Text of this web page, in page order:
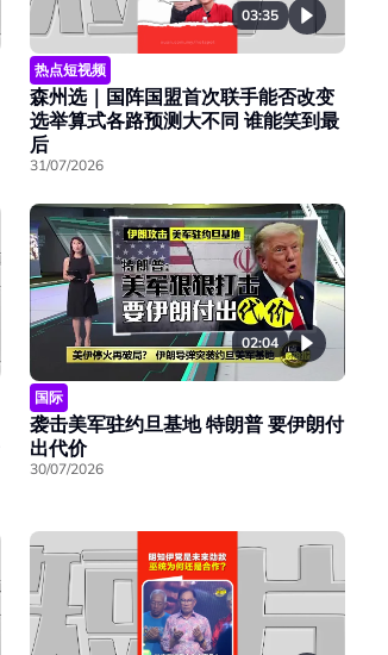
03:35
热点短视频
森州选｜国阵国盟首次联手能否改变
选举算式各路预测大不同 谁能笑到最
后
31/07/2026
02:04
国际
袭击美军驻约旦基地 特朗普 要伊朗付
出代价
30/07/2026